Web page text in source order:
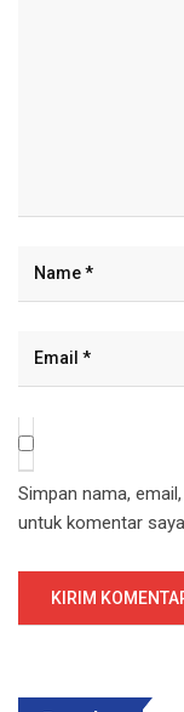
Simpan nama,
untuk komentar